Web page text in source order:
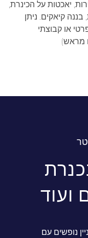
יאכטות על הכינרת,
קיאקים. ניתן
או קבוצתי
מראש)
ועוד
נופשים עם